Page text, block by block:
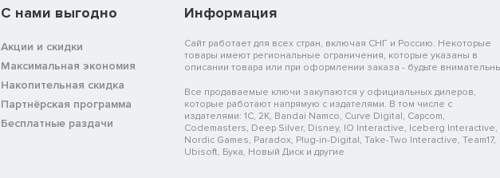
C нами выгодно
Акции и скидки
Максимальная экономия
Накопительная скидка
Партнёрская программа
Бесплатные раздачи
Информация
Сайт работает для всех стран, включая СНГ и Россию. Некоторые
товары имеют региональные ограничения, которые указаны в
описании товара или при оформлении заказа - будьте
Все продаваемые ключи закупаются у официальных дилеров,
которые работают напрямую с издателями. В том числе с
издателями: 1C, 2K, Bandai Namco, Curve Digital, Capcom,
Codemasters, Deep Silver, Disney, IO Interactive, Iceberg Interactive,
Nordic Games, Paradox, Plug-in-Digital, Take-Two Interactive, Team17,
Ubisoft, Бука, Новый Диск и другие